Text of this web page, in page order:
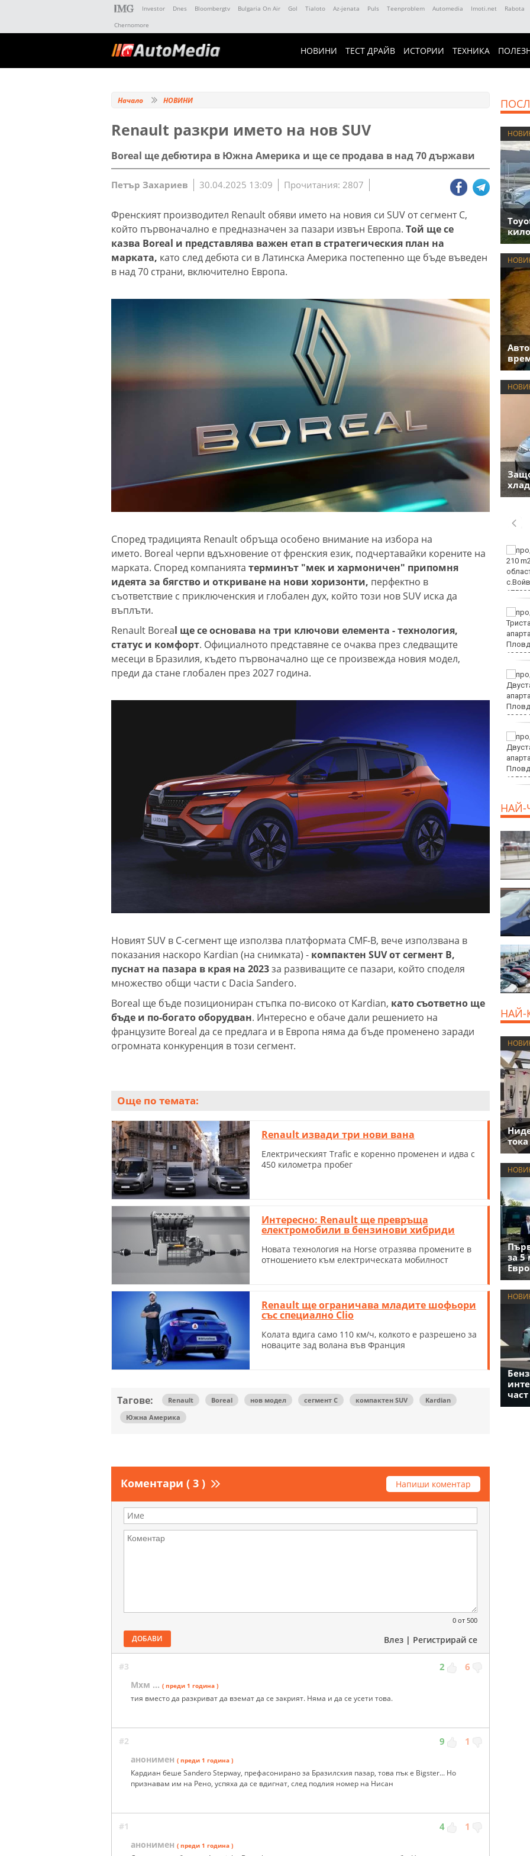
Investor Dnes Bloombergtv Bulgaria On Air Gol Tialoto Az-jenata Puls Teenproblem Automedia Imoti.net Rabota
Chernomore
НОВИНИ ТЕСТ ДРАЙВ ИСТОРИИ ТЕХНИКА
Начало НОВИНИ
Renault разкри името на нов SUV
Borеal ще дебютира в Южна Америка и ще се продава в над 70 държави
Петър Захариев 30.04.2025 13:09 Прочитания: 2807
Френският производител Renault обяви името на новия си SUV от сегмент C,
който първоначално е предназначен за пазари извън Европа. Той ще се
казва Boreal и представлява важен етап в стратегическия план на
марката, като след дебюта си в Латинска Америка постепенно ще бъде въведен
в над 70 страни, включително Европа.
Според традицията Renault обръща особено внимание на избора на
името. Boreal черпи вдъхновение от френския език, подчертавайки корените на
марката. Според компанията терминът "мек и хармоничен" припомня
идеята за бягство и откриване на нови хоризонти, перфектно в
съответствие с приключенския и глобален дух, който този нов SUV иска да
въплъти.
Renault Boreal ще се основава на три ключови елемента - технология,
статус и комфорт. Официалното представяне се очаква през следващите
месеци в Бразилия, където първоначално ще се произвежда новия модел,
преди да стане глобален през 2027 година.
Новият SUV в C-сегмент ще използва платформата CMF-B, вече използвана в
показания наскоро Kardian (на снимката) - компактен SUV от сегмент B,
пуснат на пазара в края на 2023за развиващите се пазари, който споделя
множество общи части с Dacia Sandero.
Boreal ще бъде позициониран стъпка по-високо от Kardian, като съответно ще
бъде и по-богато оборудван. Интересно е обаче дали решението на
французите Boreal да се предлага и в Европа няма да бъде променено заради
огромната конкуренция в този сегмент.
Още по темата:
Renault извади три нови вана
Електрическият Trafic е коренно променен и идва с
450 километра пробег
Интересно: Renault ще превръща
електромобили в бензинови хибриди
Новата технология на Horse отразява промените в
отношението към електрическата мобилност
Renault ще ограничава младите шофьори
със специално Clio
Колата вдига само 110 км/ч, колкото е разрешено за
новаците зад волана във Франция
Тагове: Renault Boreal нов модел сегмент C компактен SUV
Kardian
Южна Америка
Коментари ( 3 ) Напиши коментар
0 от 500
ДОБАВИ Влез | Регистрирай се
#3 2 6
Мхм ... ( преди 1 година )
тия вместо да разкриват да вземат да се закрият. Няма и да се усети това.
#2 9 1
анонимен ( преди 1 година )
Кардиан беше Sandero Stepway, префасонирано за Бразилския пазар, това пък е Bigster... Но
признавам им на Рено, успяха да се вдигнат, след подлия номер на Нисан
#1 4 1
анонимен ( преди 1 година )
Вечерен крос ще се
проведе тази събота в
Морската градина на
Варна
дивеч
децата:
Саморазправата не е
правосъдие след случая
с „ловци на педофили“
НАЙ-
НАЙ-
за 5
част